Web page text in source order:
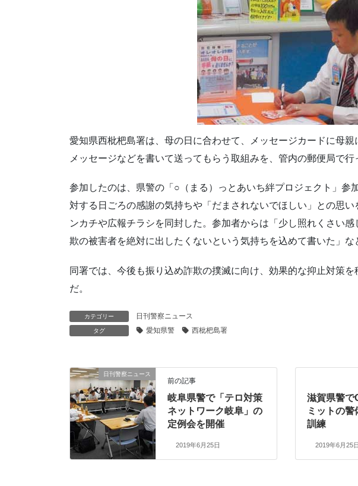
愛知県西枇杷島署は、母の日に合わせて、メッセージカードに母
メッセージなどを書いて送ってもらう取組みを、管内の郵便局で行
参加したのは、県警の「○（まる）っとあいち絆プロジェクト」参
対する日ごろの感謝の気持ちや「だまされないでほしい」との思
ンカチや広報チラシを同封した。参加者からは「少し照れくさい
欺の被害者を絶対に出したくないという気持ちを込めて書いた」な
同署では、今後も振り込め詐欺の撲滅に向け、効果的な抑止対策を
だ。
カテゴリー 日刊警察ニュース
タグ 愛知県警 西枇杷島署
日刊警察ニュース
前の記事
岐阜県警で「テロ対策
ネットワーク岐阜」の
定例会を開催
2019年6月25日
滋賀県警で
ミットの警
訓練
2019年6月25日